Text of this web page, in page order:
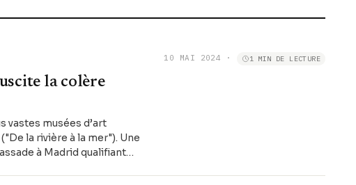
la colère
vastes musées d’art
la rivière à la mer"). Une
à Madrid qualifiant
10 MAI 2024 · 1 MIN DE LECTURE